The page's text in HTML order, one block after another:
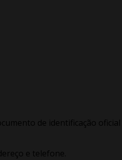
de identificação
e telefone.